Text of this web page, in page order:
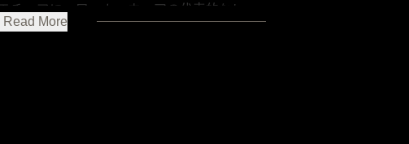
チーフに、ワーカーウェアの代表的なヒッ
ト＆ワイドのボックスシルエット、胸まわ
Read More